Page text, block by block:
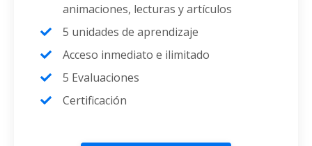
animaciones, lecturas y artículos
5 unidades de aprendizaje
Acceso inmediato e ilimitado
5 Evaluaciones
Certificación